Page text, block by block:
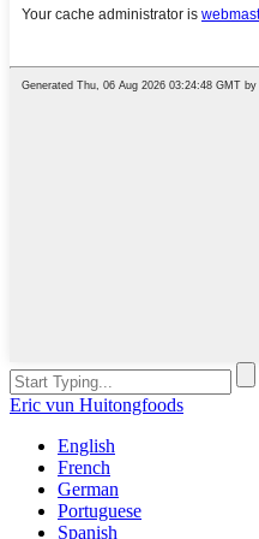
Eric vun Huitongfoods
English
French
German
Portuguese
Spanish